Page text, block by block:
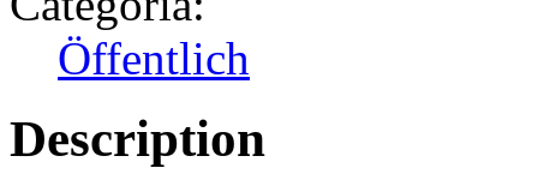
Öffentlich
Description